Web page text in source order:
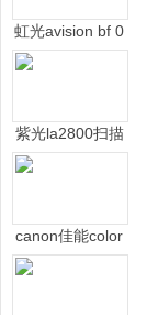
虹光avision bf 0
505扫描仪驱动
紫光la2800扫描
仪驱动
canon佳能color
network scange
ar扫描仪驱动